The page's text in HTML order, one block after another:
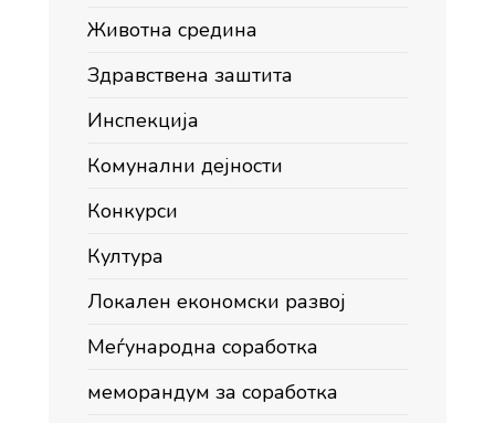
Животна средина
Здравствена заштита
Инспекција
Комунални дејности
Конкурси
Култура
Локален економски развој
Меѓународна соработка
меморандум за соработка